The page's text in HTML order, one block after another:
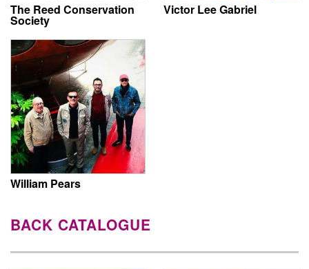
The Reed Conservation
Society
Victor Lee Gabriel
William Pears
BACK CATALOGUE